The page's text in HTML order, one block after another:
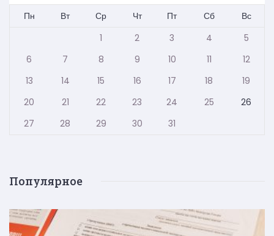
Пн
Вт Ср Чт Пт Сб
Вс
1
2 3 4
5
6
7 8 9 10 11
12
13
14 15 16 17 18
19
20
21 22 23 24 25
26
27
28 29 30 31
Популярное